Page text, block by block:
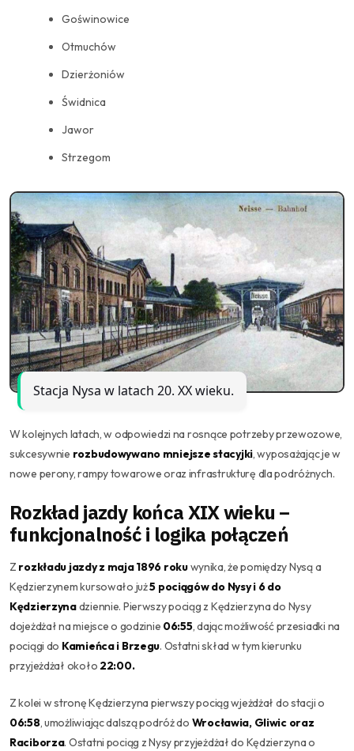
Goświnowice
Otmuchów
Dzierżoniów
Świdnica
Jawor
Strzegom
Stacja Nysa w latach 20. XX wieku.
W kolejnych latach, w odpowiedzi na rosnące potrzeby przewozowe,
sukcesywnie rozbudowywano mniejsze stacyjki, wyposażając je w
nowe perony, rampy towarowe oraz infrastrukturę dla podróżnych.
Rozkład jazdy końca XIX wieku –
funkcjonalność i logika połączeń
Z rozkładu jazdy z maja 1896 rokuwynika, że pomiędzy Nysą a
Kędzierzynem kursowało już5 pociągów do Nysy i 6 do
Kędzierzynadziennie. Pierwszy pociąg z Kędzierzyna do Nysy
dojeżdżał na miejsce o godzinie 06:55, dając możliwość przesiadki na
pociągi do Kamieńca i Brzegu. Ostatni skład w tym kierunku
przyjeżdżał około 22:00.
Z kolei w stronę Kędzierzyna pierwszy pociąg wjeżdżał do stacji o
06:58, umożliwiając dalszą podróż do Wrocławia, Gliwic oraz
Raciborza. Ostatni pociąg z Nysy przyjeżdżał do Kędzierzyna o